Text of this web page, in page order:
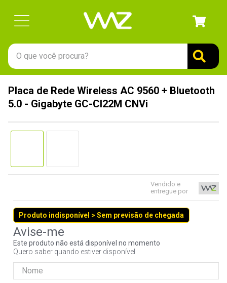
O que você procura?
Placa de Rede Wireless AC 9560 + Bluetooth
5.0 - Gigabyte GC-CI22M CNVi
Vendido e
entregue por
Produto indisponível > Sem previsão de chegada
Este produto não está disponível no momento
Quero saber quando estiver disponível
1º
gabinete
7º
jonsbo
8º
fractal
controle
10º hd